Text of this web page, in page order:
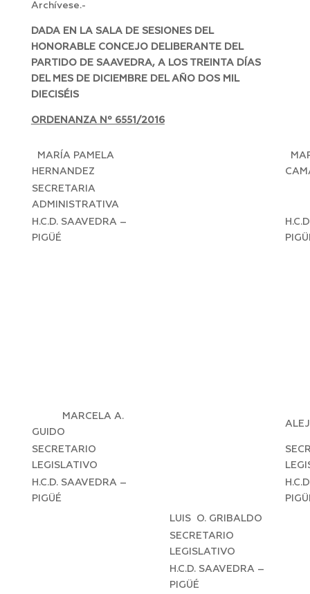
Archívese.-
DADA EN LA SALA DE SESIONES DEL
HONORABLE CONCEJO DELIBERANTE DEL
PARTIDO DE SAAVEDRA, A LOS TREINTA DÍAS
DEL MES DE DICIEMBRE DEL AÑO DOS MIL
DIECISÉIS
ORDENANZA Nº 6551/2016
MARÍA PAMELA
HERNANDEZ
SECRETARIA
ADMINISTRATIVA
H.C.D. SAAVEDRA –
PIGÜÉ
MARCELA A.
GUIDO
SECRETARIO
LEGISLATIVO
H.C.D. SAAVEDRA –
PIGÜÉ
LUIS O. GRIBALDO
SECRETARIO
LEGISLATIVO
H.C.D. SAAVEDRA –
PIGÜÉ